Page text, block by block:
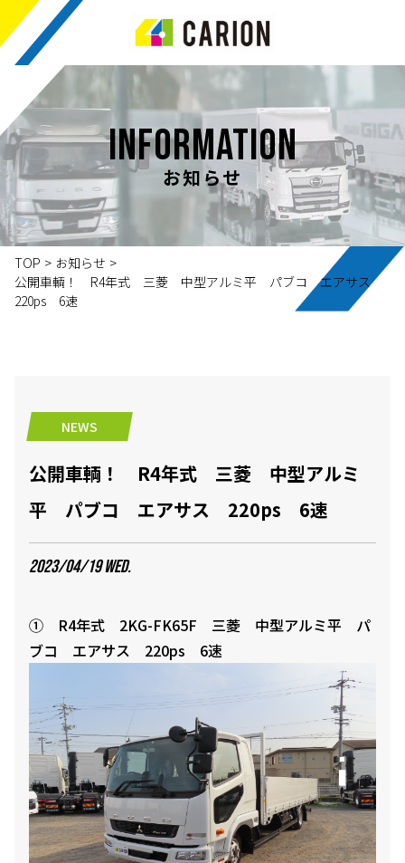
INFORMATION
お知らせ
TOP > お知らせ >
公開車輌！ R4年式 三菱 中型アルミ平 パブコ エアサス
220ps 6速
NEWS
公開車輌！ R4年式 三菱 中型アルミ
平 パブコ エアサス 220ps 6速
2023/04/19 WED.
① R4年式 2KG-FK65F 三菱 中型アルミ平 パ
ブコ エアサス 220ps 6速